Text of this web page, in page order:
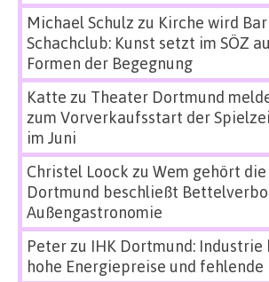
Michael Schulz zu Kirche wird
Schachclub: Kunst setzt im SÖZ
Formen der Begegnung
Katte zu Theater Dortmund
zum Vorverkaufsstart der
im Juni
Christel Loock zu Wem gehört
Dortmund beschließt
Außengastronomie
Peterzu IHK Dortmund:
hohe Energiepreise und